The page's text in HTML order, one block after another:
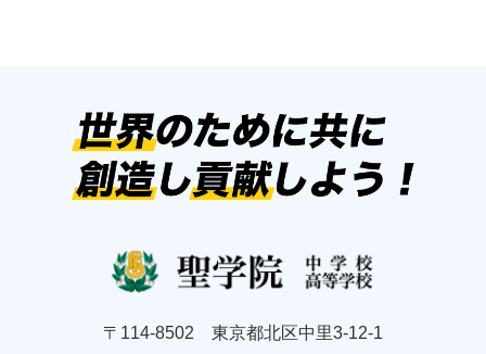
〒114-8502 東京都北区中里3-12-1